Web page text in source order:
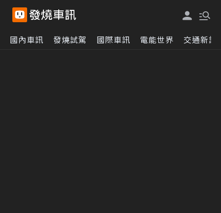
國內車訊 發燒試駕 國際車訊 電能世界 交通新訊